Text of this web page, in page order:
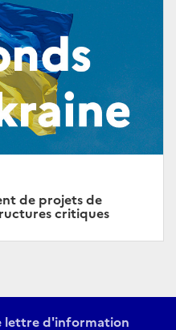
de projets de
critiques
lettre d'information